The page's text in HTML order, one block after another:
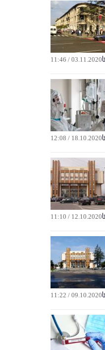
11:46 / 03.11.2020
12:08 / 18.10.2020
11:10 / 12.10.2020
11:22 / 09.10.2020